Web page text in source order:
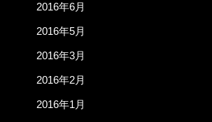
2016年6月
2016年5月
2016年3月
2016年2月
2016年1月